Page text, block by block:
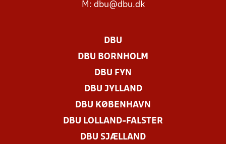
M: dbu@dbu.dk
DBU
DBU BORNHOLM
DBU FYN
DBU JYLLAND
DBU KØBENHAVN
DBU LOLLAND-FALSTER
DBU SJÆLLAND